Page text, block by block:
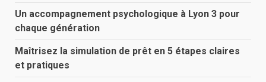
Un accompagnement psychologique à Lyon 3 pour
chaque génération
Maîtrisez la simulation de prêt en 5 étapes claires
et pratiques